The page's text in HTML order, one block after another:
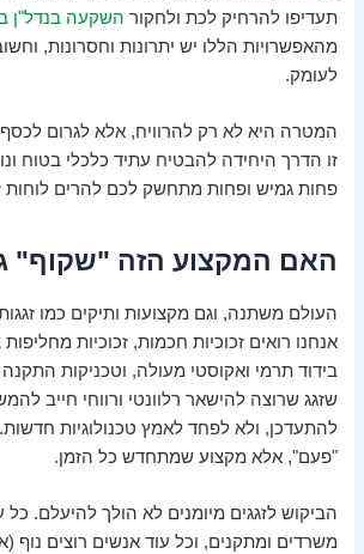
תעדיפו להרחיק לכת ולחקור השקעה בנדל"ן
מהאפשרויות הללו יש יתרונות וחסרונות,
לעומק.
המטרה היא לא רק להרוויח, אלא לגרום
זו הדרך היחידה להבטיח עתיד כלכלי בטוח
פחות גמיש ופחות מתחשק לכם להרים לוחות
האם המקצוע הזה "שקוף"
העולם משתנה, וגם מקצועות ותיקים כמו
אנחנו רואים זכוכיות חכמות, זכוכיות
בידוד תרמי ואקוסטי מעולה, וטכניקות
שזגג שרוצה להישאר רלוונטי ורווחי חייב
להתעדכן, ולא לפחד לאמץ טכנולוגיות
"פעם", אלא מקצוע שמתחדש כל הזמן.
הביקוש לזגגים מיומנים לא הולך להיעלם. כל
משרדים ומתקנים, וכל עוד אנשים רוצים נוף